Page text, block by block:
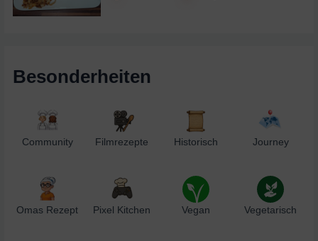
Besonderheiten
Community Filmrezepte Historisch Journey
Omas Rezept Pixel Kitchen Vegan Vegetarisch